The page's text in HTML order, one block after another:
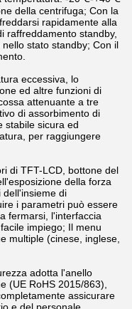
della centrifuga; Con la
rapidamente alla
raffreddamento standby,
stato standby; Con il
eccessiva, lo
ed altre funzioni di
attenuante a tre
di assorbimento di
stabile sicura ed
per raggiungere
di TFT-LCD, bottone del
della forza
dell'insieme di
i parametri può essere
fermarsi, l'interfaccia
impiego; Il menu
multiple (cinese, inglese,
adotta l'anello
(UE RoHS 2015/863),
assicurare